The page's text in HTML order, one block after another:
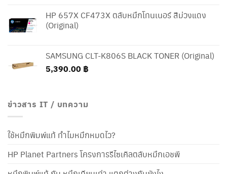
HP 657X CF473X ตลับหมึกโทนเนอร์ สีม่วงแดง
(Original)
SAMSUNG CLT-K806S BLACK TONER (Original)
5,390.00 ฿
ข่าวสาร IT / บทความ
ใช้หมึกพิมพ์แท้ ทำไมหมึกหมดไว?
HP Planet Partners โครงการรีไซเคิลตลับหมึกเอชพี